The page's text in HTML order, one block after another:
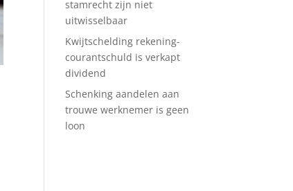
stamrecht zijn niet
uitwisselbaar
Kwijtschelding rekening-
courantschuld is verkapt
dividend
Schenking aandelen aan
trouwe werknemer is geen
loon